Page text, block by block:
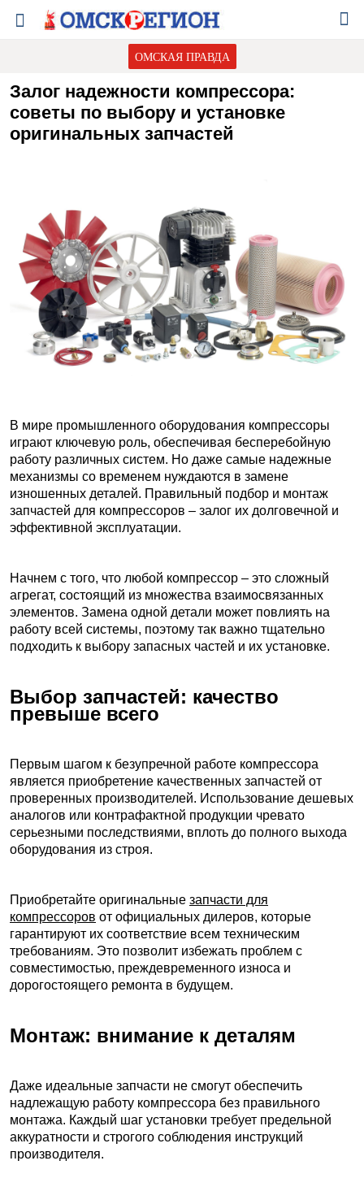
ОМСКАЯ ПРАВДА
Залог надежности компрессора:
советы по выбору и установке
оригинальных запчастей
В мире промышленного оборудования компрессоры
играют ключевую роль, обеспечивая бесперебойную
работу различных систем. Но даже самые надежные
механизмы со временем нуждаются в замене
изношенных деталей. Правильный подбор и монтаж
запчастей для компрессоров – залог их долговечной и
эффективной эксплуатации.
Начнем с того, что любой компрессор – это сложный
агрегат, состоящий из множества взаимосвязанных
элементов. Замена одной детали может повлиять на
работу всей системы, поэтому так важно тщательно
подходить к выбору запасных частей и их установке.
Выбор запчастей: качество
превыше всего
Первым шагом к безупречной работе компрессора
является приобретение качественных запчастей от
проверенных производителей. Использование дешевых
аналогов или контрафактной продукции чревато
серьезными последствиями, вплоть до полного выхода
оборудования из строя.
Приобретайте оригинальные запчасти для
компрессоров от официальных дилеров, которые
гарантируют их соответствие всем техническим
требованиям. Это позволит избежать проблем с
совместимостью, преждевременного износа и
дорогостоящего ремонта в будущем.
Монтаж: внимание к деталям
Даже идеальные запчасти не смогут обеспечить
надлежащую работу компрессора без правильного
монтажа. Каждый шаг установки требует предельной
аккуратности и строгого соблюдения инструкций
производителя.